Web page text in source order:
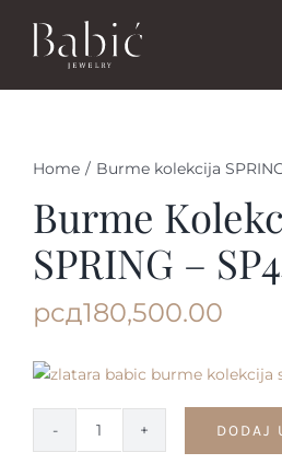
Prstenje
Nakit
Home / Burme kolekcija
Burme
SPRING –
рсд180,500.00
Burme
DODAJ